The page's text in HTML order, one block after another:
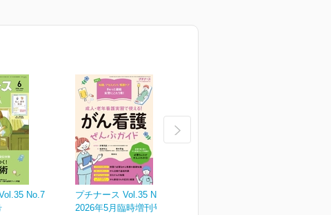
No.7
プチナース Vol.35 No.6
2026年5月臨時増刊号